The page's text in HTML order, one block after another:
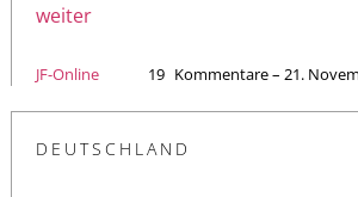
weiter
JF-Online 19 Kommentare – 21.
DEUTSCHLAND